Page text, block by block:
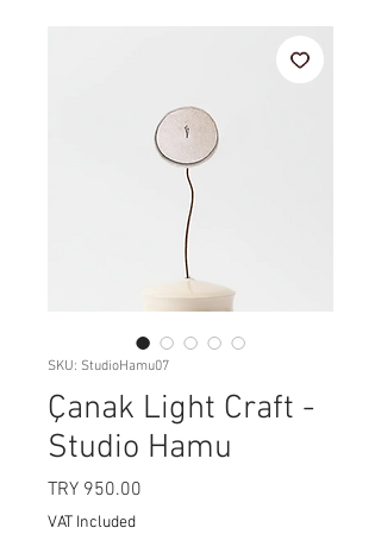
SKU: StudioHamu07
Çanak Light Craft -
Studio Hamu
TRY 950.00
VAT Included